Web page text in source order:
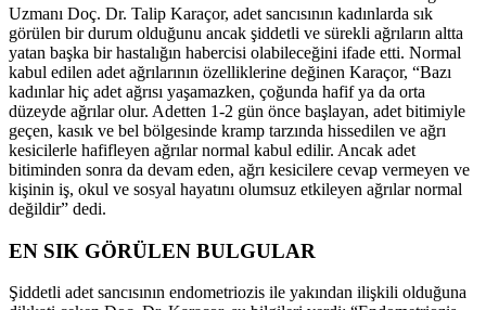
Uzmanı Doç. Dr. Talip Karaçor, adet sancısının kadınlarda sık
görülen bir durum olduğunu ancak şiddetli ve sürekli ağrıların altta
yatan başka bir hastalığın habercisi olabileceğini ifade etti. Normal
kabul edilen adet ağrılarının özelliklerine değinen Karaçor, “Bazı
kadınlar hiç adet ağrısı yaşamazken, çoğunda hafif ya da orta
düzeyde ağrılar olur. Adetten 1-2 gün önce başlayan, adet bitimiyle
geçen, kasık ve bel bölgesinde kramp tarzında hissedilen ve ağrı
kesicilerle hafifleyen ağrılar normal kabul edilir. Ancak adet
bitiminden sonra da devam eden, ağrı kesicilere cevap vermeyen ve
kişinin iş, okul ve sosyal hayatını olumsuz etkileyen ağrılar normal
değildir” dedi.
EN SIK GÖRÜLEN BULGULAR
Şiddetli adet sancısının endometriozis ile yakından ilişkili olduğuna